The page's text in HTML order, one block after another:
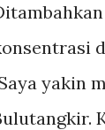
yakin